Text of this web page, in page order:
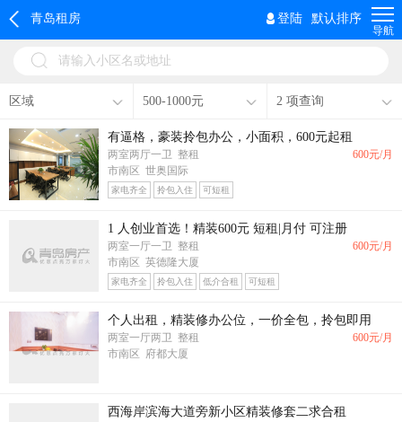
青岛租房 登陆 默认排序
导航
请输入小区名或地址
区域 500-1000元 2 项查询
有逼格，豪装拎包办公，小面积，600元起租
两室两厅一卫 整租
市南区 世奥国际
家电齐全 拎包入住 可短租
600元/月
1 人创业首选！精装600元 短租|月付 可注册
两室一厅一卫 整租
市南区 英德隆大厦
家电齐全 拎包入住 低介合租 可短租
600元/月
个人出租，精装修办公位，一价全包，拎包即用
两室一厅两卫 整租
市南区 府都大厦
600元/月
西海岸滨海大道旁新小区精装修套二求合租